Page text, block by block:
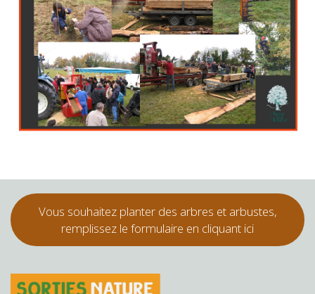
Vous souhaitez planter des arbres et arbustes,
remplissez le formulaire en cliquant ici